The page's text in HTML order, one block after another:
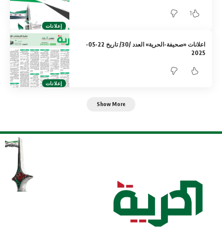
إعلانات
1
إعلانات
اعلانات «صحيفة-الحرية» العدد /30/ تاريخ 22-05-
2025
Show More